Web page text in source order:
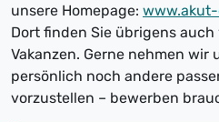
unsere Homepage:
Dort finden Sie übrigens
Vakanzen. Gerne nehmen wir
persönlich noch andere
vorzustellen – bewerben